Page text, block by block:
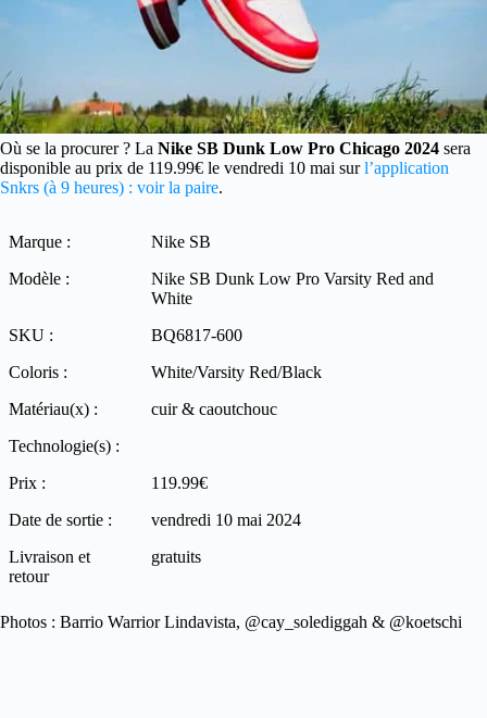
Où se la procurer ? La Nike SB Dunk Low Pro Chicago 2024 sera
disponible au prix de 119.99€ le vendredi 10 mai surl’application
Snkrs (à 9 heures) : voir la paire.
Marque :
Nike SB
Modèle :
Nike SB Dunk Low Pro Varsity Red and
White
SKU :
BQ6817-600
Coloris :
White/Varsity Red/Black
Matériau(x) :
cuir & caoutchouc
Technologie(s) :
Prix :
119.99€
Date de sortie :
vendredi 10 mai 2024
Livraison et
retour
gratuits
Photos : Barrio Warrior Lindavista, @cay_solediggah & @koetschi